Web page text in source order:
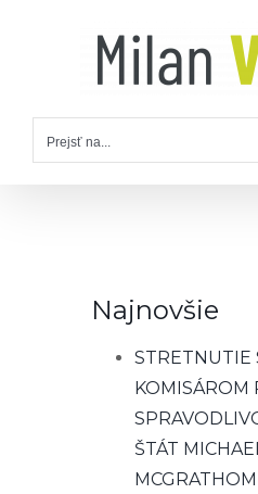
Prejsť na...
Najnovšie
STRETNUTIE
KOMISÁROM
ŠTÁT
MCGRATHOM